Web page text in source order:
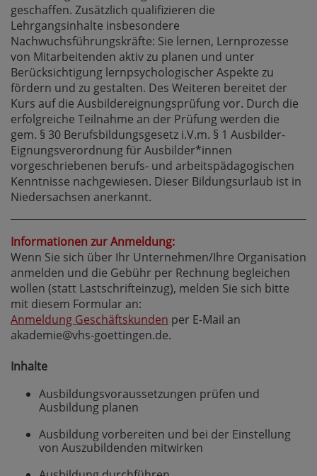
geschaffen. Zusätzlich qualifizieren die
Lehrgangsinhalte insbesondere
Nachwuchsführungskräfte: Sie lernen, Lernprozesse
von Mitarbeitenden aktiv zu planen und unter
Berücksichtigung lernpsychologischer Aspekte zu
fördern und zu gestalten. Des Weiteren bereitet der
Kurs auf die Ausbildereignungsprüfung vor. Durch die
erfolgreiche Teilnahme an der Prüfung werden die
gem. § 30 Berufsbildungsgesetz i.V.m. § 1 Ausbilder-
Eignungsverordnung für Ausbilder*innen
vorgeschriebenen berufs- und arbeitspädagogischen
Kenntnisse nachgewiesen. Dieser Bildungsurlaub ist in
Niedersachsen anerkannt.
Informationen zur Anmeldung:
Wenn Sie sich über Ihr Unternehmen/Ihre Organisation
anmelden und die Gebühr per Rechnung begleichen
wollen (statt Lastschrifteinzug), melden Sie sich bitte
mit diesem Formular an:
Anmeldung Geschäftskunden per E-Mail an
akademie@vhs-goettingen.de.
Inhalte
Ausbildungsvoraussetzungen prüfen und
Ausbildung planen
Ausbildung vorbereiten und bei der Einstellung
von Auszubildenden mitwirken